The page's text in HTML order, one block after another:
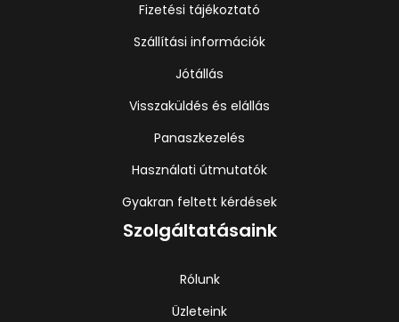
Fizetési tájékoztató
Szállítási információk
Jótállás
Visszaküldés és elállás
Panaszkezelés
Használati útmutatók
Gyakran feltett kérdések
Szolgáltatásaink
Rólunk
Üzleteink